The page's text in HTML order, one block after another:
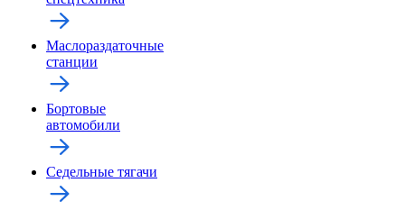
Маслораздаточные
станции
Бортовые
автомобили
Седельные тягачи